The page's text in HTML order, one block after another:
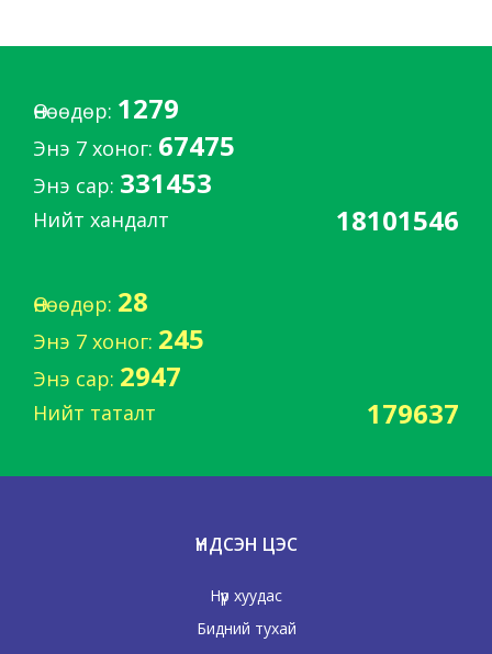
Өнөөдөр: 1279
Энэ 7 хоног: 67475
Энэ сар: 331453
Нийт хандалт 18101546
Өнөөдөр: 28
Энэ 7 хоног: 245
Энэ сар: 2947
Нийт таталт 179637
ҮНДСЭН ЦЭС
Нүүр хуудас
Бидний тухай